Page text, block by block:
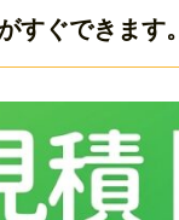
ぐできます。